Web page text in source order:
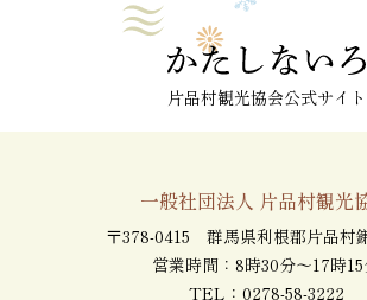
片品村観光協会公式サイト
一般社団法人 片品村観光
〒378-0415 群馬県利根郡片品村
営業時間：8時30分～17時
TEL： 0278-58-3222